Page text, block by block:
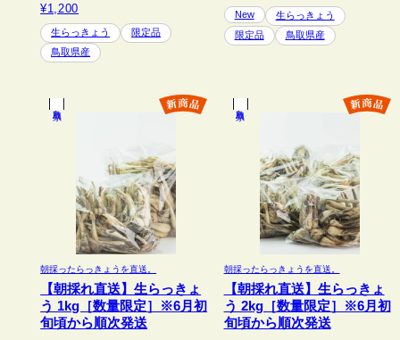
¥1,200
生らっきょう
限定品
鳥取県産
New
生らっきょう
限定品
鳥取県産
朝採ったらっきょうを直送。
【朝採れ直送】生らっきょ
う 1kg［数量限定］※6月初
旬頃から順次発送
朝採ったらっきょうを直送。
【朝採れ直送】生らっきょ
う 2kg［数量限定］※6月初
旬頃から順次発送